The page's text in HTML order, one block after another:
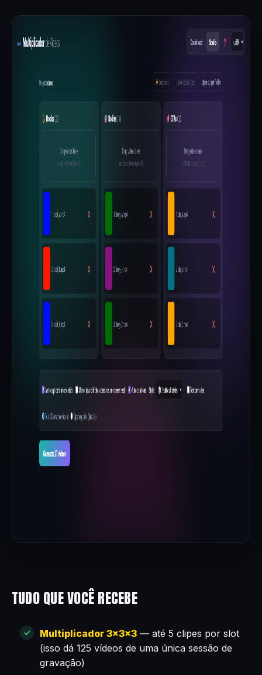
TUDO QUE VOCÊ RECEBE
Multiplicador 3×3×3 — até 5 clipes por slot
(isso dá 125 vídeos de uma única sessão de
gravação)